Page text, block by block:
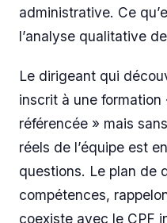
administrative. Ce
l’analyse qualitative
Le dirigeant qui
inscrit à une
référencée » mais
réels de l’équipe est
questions. Le plan de
compétences,
coexiste avec le CPF